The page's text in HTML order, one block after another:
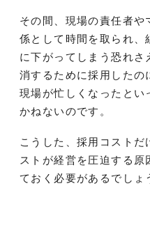
その間、現場の責任者
係として時間を取られ、
に下がってしまう恐れ
消するために採用したの
現場が忙しくなったとい
かねないのです。
こうした、採用コストだ
ストが経営を圧迫する
ておく必要があるでしょ